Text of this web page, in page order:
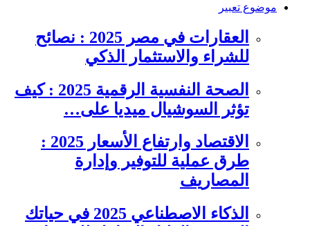
موضوع تعبير
العقارات في مصر 2025 : نصائح
للشراء والاستثمار الذكي
الصحة النفسية الرقمية 2025 : كيف
تؤثر السوشيال ميديا على…
الاقتصاد وارتفاع الأسعار 2025 :
طرق عملية للتوفير وإدارة
المصاريف
الذكاء الاصطناعي 2025 في حياتك